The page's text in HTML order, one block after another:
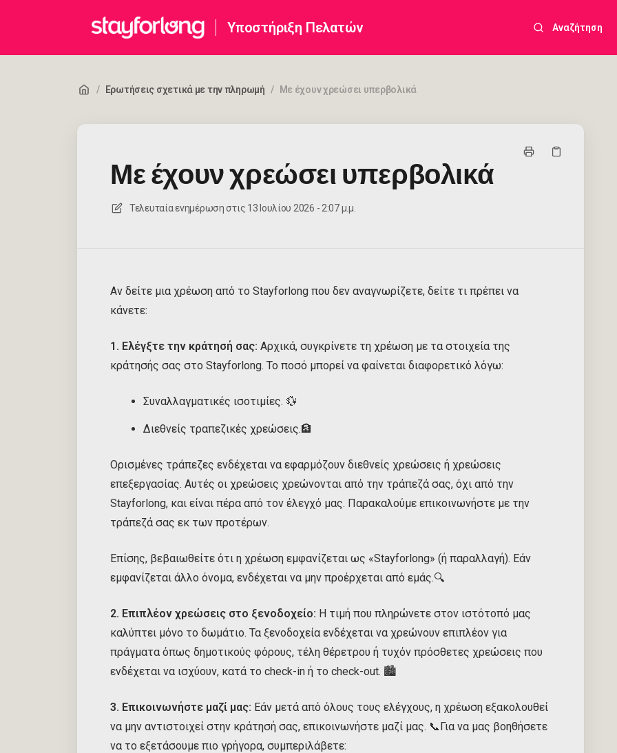
Υποστήριξη Πελατών Αναζήτηση
/ Ερωτήσεις σχετικά με την πληρωμή / Με έχουν χρεώσει υπερβολικά
Με έχουν χρεώσει υπερβολικά
Τελευταία ενημέρωση στις 13 Ιουλίου 2026 - 2:07 μ.μ.
Αν δείτε μια χρέωση από το Stayforlong που δεν αναγνωρίζετε, δείτε τι πρέπει να
κάνετε:
1. Ελέγξτε την κράτησή σας: Αρχικά, συγκρίνετε τη χρέωση με τα στοιχεία της
κράτησής σας στο Stayforlong. Το ποσό μπορεί να φαίνεται διαφορετικό λόγω:
Συναλλαγματικές ισοτιμίες. 💱
Διεθνείς τραπεζικές χρεώσεις.🏦
Ορισμένες τράπεζες ενδέχεται να εφαρμόζουν διεθνείς χρεώσεις ή χρεώσεις
επεξεργασίας. Αυτές οι χρεώσεις χρεώνονται από την τράπεζά σας, όχι από την
Stayforlong, και είναι πέρα από τον έλεγχό μας. Παρακαλούμε επικοινωνήστε με την
τράπεζά σας εκ των προτέρων.
Επίσης, βεβαιωθείτε ότι η χρέωση εμφανίζεται ως «Stayforlong» (ή παραλλαγή). Εάν
εμφανίζεται άλλο όνομα, ενδέχεται να μην προέρχεται από εμάς.🔍
2. Επιπλέον χρεώσεις στο ξενοδοχείο: Η τιμή που πληρώνετε στον ιστότοπό μας
καλύπτει μόνο το δωμάτιο. Τα ξενοδοχεία ενδέχεται να χρεώνουν επιπλέον για
πράγματα όπως δημοτικούς φόρους, τέλη θέρετρου ή τυχόν πρόσθετες χρεώσεις που
ενδέχεται να ισχύουν, κατά το check-in ή το check-out. 🏙️
3. Επικοινωνήστε μαζί μας: Εάν μετά από όλους τους ελέγχους, η χρέωση εξακολουθεί
να μην αντιστοιχεί στην κράτησή σας, επικοινωνήστε μαζί μας. 📞Για να μας βοηθήσετε
να το εξετάσουμε πιο γρήγορα, συμπεριλάβετε: